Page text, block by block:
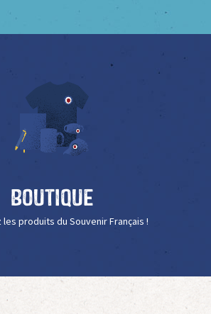
Boutique
produits du Souvenir Français !